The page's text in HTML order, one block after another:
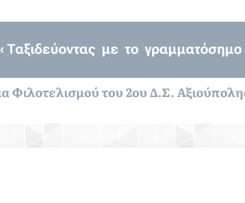
Ταξιδεύοντας με το γραμματόσημο
Φιλοτελισμού του 2ου Δ.Σ.